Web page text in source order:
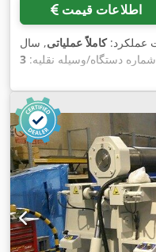
اطلاعات قیمت
عملکرد:کاملاً عملیاتی, سال
دستگاه/وسیله نقلیه: 3roll 3500x140 mm
هیدرولیک, تولیدکننده کنترلر:
(بالا):۹۵۰ میلی‌متر
, قطر
۳٬۵۵۰ میلی‌متر
, عرض کار:
, حداکثر ضخامت ورق:
۱۷۵ میلی‌متر
, وزن کل:
, عرض کل:۵٬۱۰۰
, قدرت:
۲۰۰ کیلووات (۲۷۱٫۹۲
اسب بخار), ولتاژ ورودی:
اضطراری, دستگاه خم کاری
مستندات / راهنما